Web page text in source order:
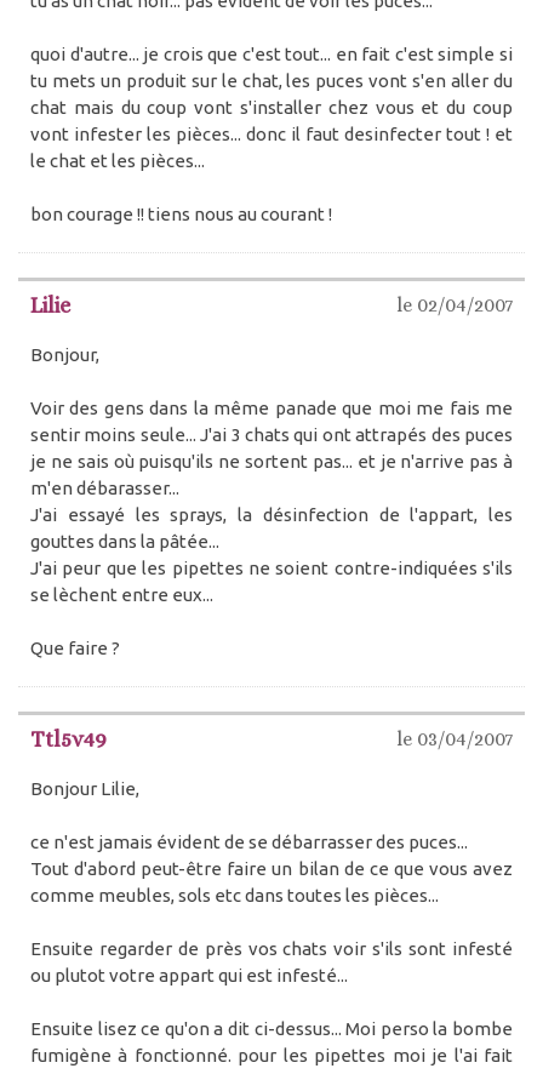
quoi d'autre... je crois que c'est tout... en fait c'est simple si
tu mets un produit sur le chat, les puces vont s'en aller du
chat mais du coup vont s'installer chez vous et du coup
vont infester les pièces... donc il faut desinfecter tout ! et
le chat et les pièces...
bon courage !! tiens nous au courant !
Lilie le 02/04/2007
Bonjour,
Voir des gens dans la même panade que moi me fais me
sentir moins seule... J'ai 3 chats qui ont attrapés des puces
je ne sais où puisqu'ils ne sortent pas... et je n'arrive pas à
m'en débarasser...
J'ai essayé les sprays, la désinfection de l'appart, les
gouttes dans la pâtée...
J'ai peur que les pipettes ne soient contre-indiquées s'ils
se lèchent entre eux...
Que faire ?
Ttl5v49 le 03/04/2007
Bonjour Lilie,
ce n'est jamais évident de se débarrasser des puces...
Tout d'abord peut-être faire un bilan de ce que vous avez
comme meubles, sols etc dans toutes les pièces...
Ensuite regarder de près vos chats voir s'ils sont infesté
ou plutot votre appart qui est infesté...
Ensuite lisez ce qu'on a dit ci-dessus... Moi perso la bombe
fumigène à fonctionné. pour les pipettes moi je l'ai fait